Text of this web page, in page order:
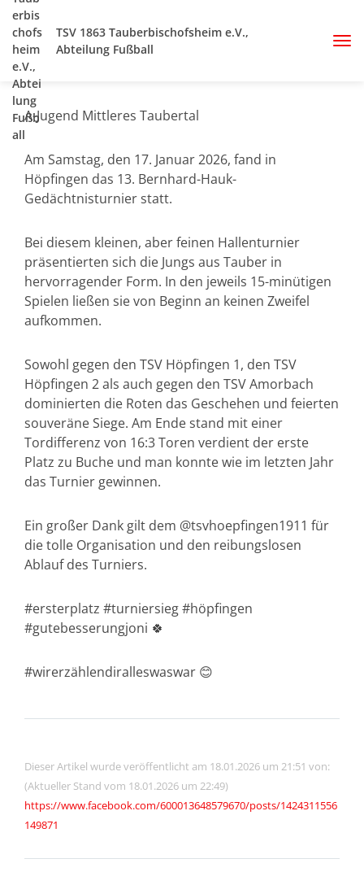
TSV 1863 Tauberbischofsheim e.V.,
Abteilung Fußball
A-Jugend Mittleres Taubertal
Am Samstag, den 17. Januar 2026, fand in
Höpfingen das 13. Bernhard-Hauk-
Gedächtnisturnier statt.
Bei diesem kleinen, aber feinen Hallenturnier
präsentierten sich die Jungs aus Tauber in
hervorragender Form. In den jeweils 15-minütigen
Spielen ließen sie von Beginn an keinen Zweifel
aufkommen.
Sowohl gegen den TSV Höpfingen 1, den TSV
Höpfingen 2 als auch gegen den TSV Amorbach
dominierten die Roten das Geschehen und feierten
souveräne Siege. Am Ende stand mit einer
Tordifferenz von 16:3 Toren verdient der erste
Platz zu Buche und man konnte wie im letzten Jahr
das Turnier gewinnen.
Ein großer Dank gilt dem @tsvhoepfingen1911 für
die tolle Organisation und den reibungslosen
Ablauf des Turniers.
#ersterplatz #turniersieg #höpfingen
#gutebesserungjoni 🍀
#wirerzählendiralleswaswar 😊
Dieser Artikel wurde veröffentlicht am 18.01.2026 um 21:51 von:
(Aktueller Stand vom 18.01.2026 um 22:49)
https://www.facebook.com/600013648579670/posts/1424311556
149871